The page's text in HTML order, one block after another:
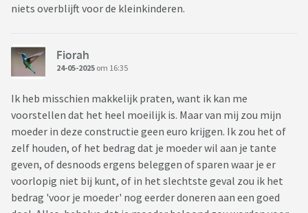
niets overblijft voor de kleinkinderen.
Fiorah
24-05-2025 om 16:35
Ik heb misschien makkelijk praten, want ik kan me
voorstellen dat het heel moeilijk is. Maar van mij zou mijn
moeder in deze constructie geen euro krijgen. Ik zou het of
zelf houden, of het bedrag dat je moeder wil aan je tante
geven, of desnoods ergens beleggen of sparen waar je er
voorlopig niet bij kunt, of in het slechtste geval zou ik het
bedrag 'voor je moeder' nog eerder doneren aan een goed